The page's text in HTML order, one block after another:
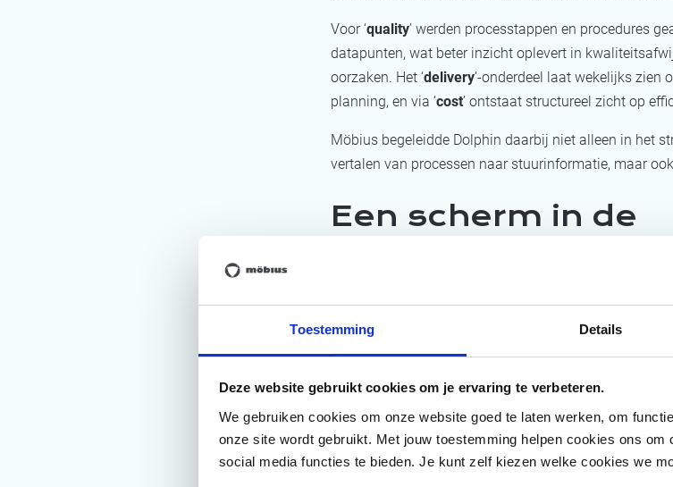
Toestemming Details
Deze website gebruikt cookies om je ervaring te verbeteren.
We gebruiken cookies om onze website goed te laten werken, om
onze site wordt gebruikt. Met jouw toestemming helpen cookies ons
social media functies te bieden. Je kunt zelf kiezen welke cookies we
Voor ‘quality’ werden processtappen en procedures
datapunten, wat beter inzicht oplevert in
oorzaken. Het ‘delivery’-onderdeel laat wekelijks zien
planning, en via ‘cost’ ontstaat structureel zicht op
Möbius begeleidde Dolphin daarbij niet alleen in het
vertalen van processen naar stuurinformatie, maar
Een scherm in de
werkt pas als de mensen erachter veranderen. “Het
Dit wordt tastbaar in de gezamenlijke ruimte van
prestaties voor iedereen zichtbaar maakt. De
afhankelijk geworden van individuele kennis.
“Samen met het productieteam komen we wekelijks